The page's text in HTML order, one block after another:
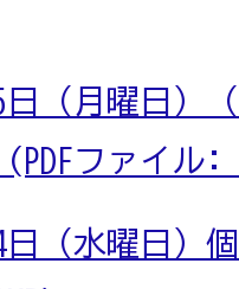
日（月曜日）
ファイル:
日（水曜日）